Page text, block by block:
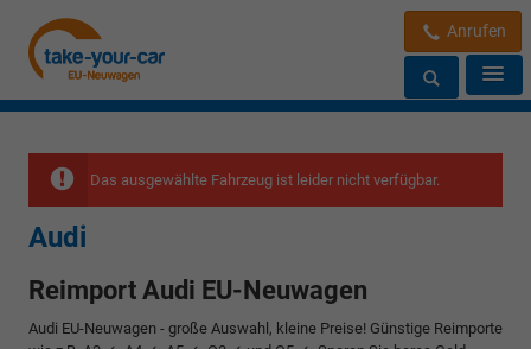
Anrufen
Das ausgewählte Fahrzeug ist leider nicht verfügbar.
Audi
Reimport Audi EU-Neuwagen
Audi EU-Neuwagen - große Auswahl, kleine Preise! Günstige Reimporte